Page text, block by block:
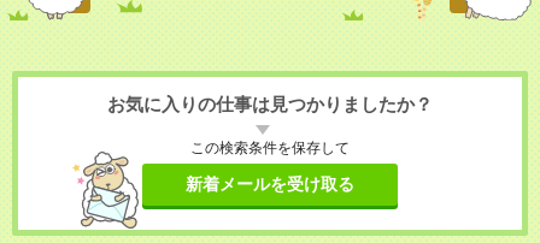
お気に入りの仕事は見つかりましたか？
この検索条件を保存して
新着メールを受け取る